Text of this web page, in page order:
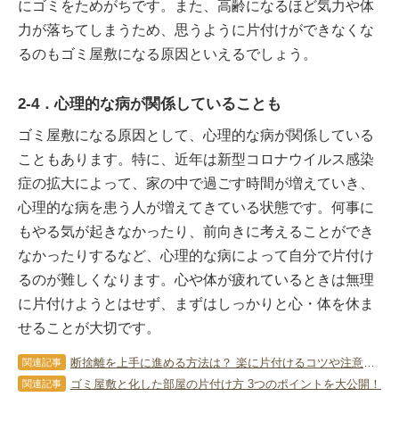
にゴミをためがちです。また、高齢になるほど気力や体
力が落ちてしまうため、思うように片付けができなくな
るのもゴミ屋敷になる原因といえるでしょう。
2-4．心理的な病が関係していることも
ゴミ屋敷になる原因として、心理的な病が関係している
こともあります。特に、近年は新型コロナウイルス感染
症の拡大によって、家の中で過ごす時間が増えていき、
心理的な病を患う人が増えてきている状態です。何事に
もやる気が起きなかったり、前向きに考えることができ
なかったりするなど、心理的な病によって自分で片付け
るのが難しくなります。心や体が疲れているときは無理
に片付けようとはせず、まずはしっかりと心・体を休ま
せることが大切です。
関連記事
関連記事 ゴミ屋敷と化した部屋の片付け方 3つのポイントを大公開！